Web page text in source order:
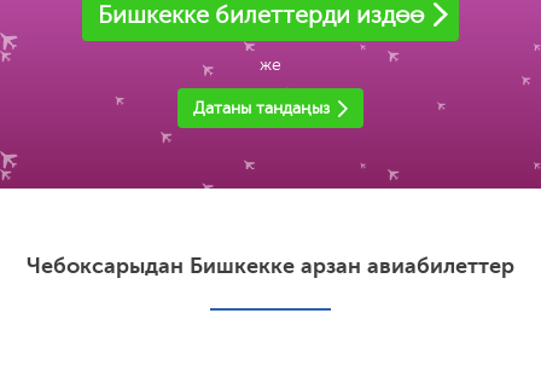
Бишкекке билеттерди издөө
же
Датаны тандаңыз
Чебоксарыдан Бишкекке арзан авиабилеттер